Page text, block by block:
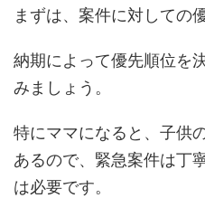
まずは、案件に対しての
納期によって優先順位を
みましょう。
特にママになると、子供
あるので、緊急案件は丁
は必要です。